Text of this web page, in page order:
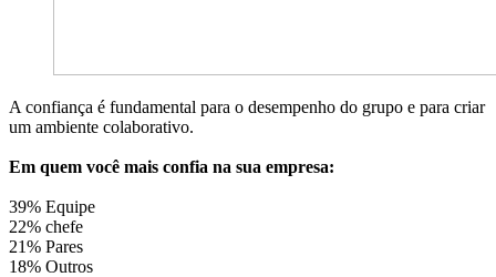
A confiança é fundamental para o desempenho do grupo e para criar
um ambiente colaborativo.
Em quem você mais confia na sua empresa:
39% Equipe
22% chefe
21% Pares
18% Outros